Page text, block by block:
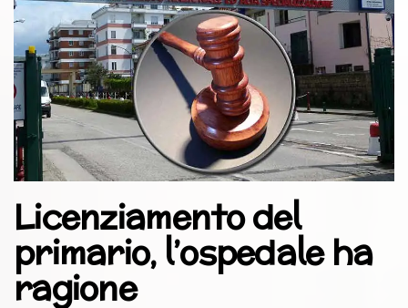
Licenziamento del
primario, l’ospedale ha
ragione